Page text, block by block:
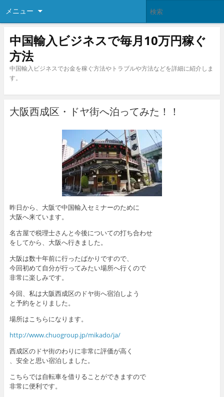
メニュー
中国輸入ビジネスで毎月10万円稼ぐ
方法
中国輸入ビジネスでお金を稼ぐ方法やトラブルや方法などを詳細に紹介しま
す。
大阪西成区・ドヤ街へ泊ってみた！！
昨日から、大阪で中国輸入セミナーのために
大阪へ来ています。
名古屋で税理士さんと今後についての打ち合わせ
をしてから、大阪へ行きました。
大阪は数十年前に行ったばかりですので、
今回初めて自分が行ってみたい場所へ行くので
非常に楽しみです。
今回、私は大阪西成区のドヤ街へ宿泊しよう
と予約をとりました。
場所はこちらになります。
http://www.chuogroup.jp/mikado/ja/
西成区のドヤ街のわりに非常に評価が高く
、安全と思い宿泊しました。
こちらでは自転車を借りることができますので
非常に便利です。